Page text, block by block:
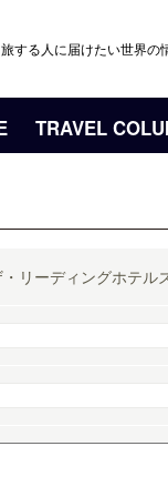
旅する人に届けたい世界の
TRAVEL
リーディングホテル